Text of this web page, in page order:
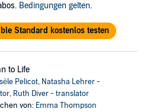
Bedingungen gelten.
Standard kostenlos testen
to Life
Pelicot, Natasha Lehrer -
, Ruth Diver - translator
von: Emma Thompson